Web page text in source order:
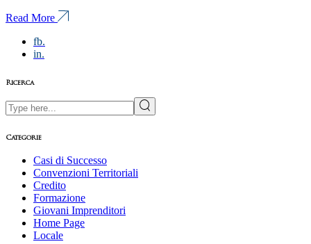
Read More
fb.
in.
Ricerca
Search
Categorie
Casi di Successo
Convenzioni Territoriali
Credito
Formazione
Giovani Imprenditori
Home Page
Locale